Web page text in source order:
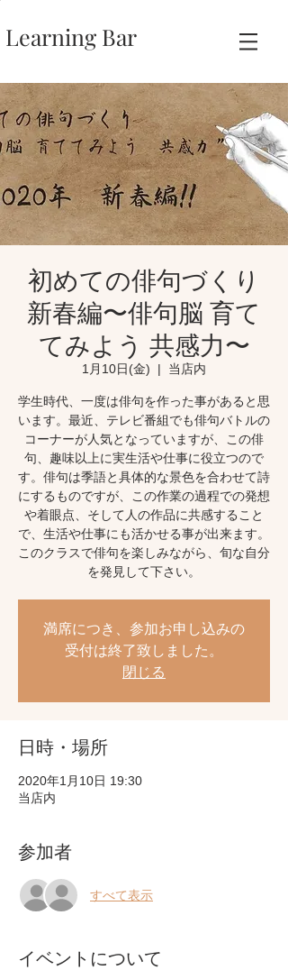
Learning Bar
初めての俳句づくり
新春編〜俳句脳 育て
てみよう 共感力〜
1月10日(金)
  |
当店内
学生時代、一度は俳句を作った事があると思
います。最近、テレビ番組でも俳句バトルの
コーナーが人気となっていますが、この俳
句、趣味以上に実生活や仕事に役立つので
す。俳句は季語と具体的な景色を合わせて詩
にするものですが、この作業の過程での発想
や着眼点、そして人の作品に共感すること
で、生活や仕事にも活かせる事が出来ます。
このクラスで俳句を楽しみながら、旬な自分
を発見して下さい。
満席につき、参加お申し込みの
受付は終了致しました。
閉じる
日時・場所
2020年1月10日 19:30
当店内
参加者
すべて表示
イベントについて